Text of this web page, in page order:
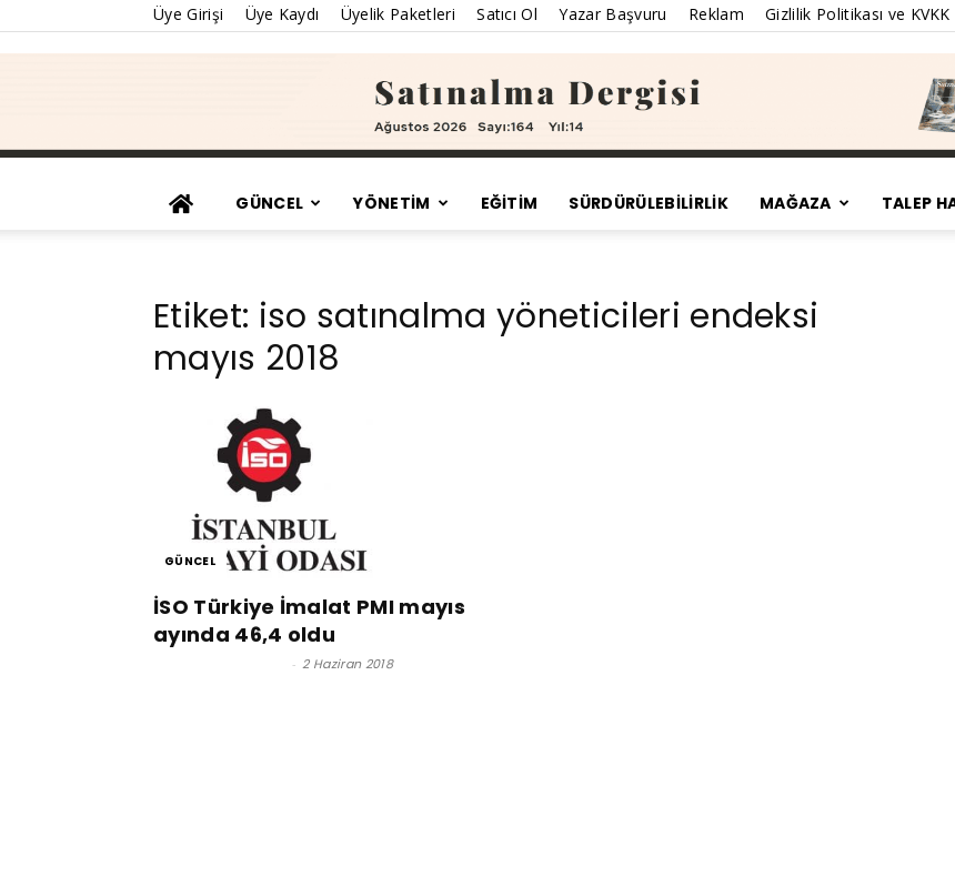
Üye Girişi Üye Kaydı Üyelik Paketleri Satıcı Ol Yazar Başvuru Reklam Gizlilik Politikası ve KVKK
GÜNCEL YÖNETİM EĞİTİM SÜRDÜRÜLEBILIRLIK MAĞAZA TALEP
Etiket: iso satınalma yöneticileri endeksi
mayıs 2018
GÜNCEL
İSO Türkiye İmalat PMI mayıs
ayında 46,4 oldu
- 2 Haziran 2018